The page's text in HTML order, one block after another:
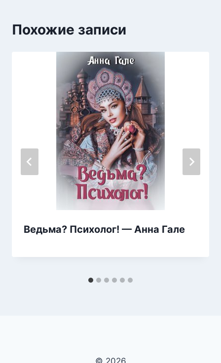
Похожие записи
Ведьма? Психолог! — Анна Гале